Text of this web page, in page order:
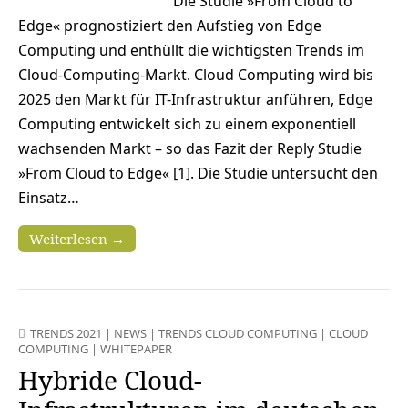
Edge« prognostiziert den Aufstieg von Edge
Computing und enthüllt die wichtigsten Trends im
Cloud-Computing-Markt. Cloud Computing wird bis
2025 den Markt für IT-Infrastruktur anführen, Edge
Computing entwickelt sich zu einem exponentiell
wachsenden Markt – so das Fazit der Reply Studie
»From Cloud to Edge« [1]. Die Studie untersucht den
Einsatz…
Weiterlesen →
TRENDS 2021 | NEWS | TRENDS CLOUD COMPUTING | CLOUD
COMPUTING | WHITEPAPER
Hybride Cloud-